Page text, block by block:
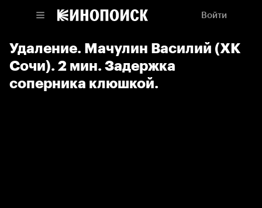
Войти
Удаление. Мачулин Василий (ХК
Сочи). 2 мин. Задержка
соперника клюшкой.